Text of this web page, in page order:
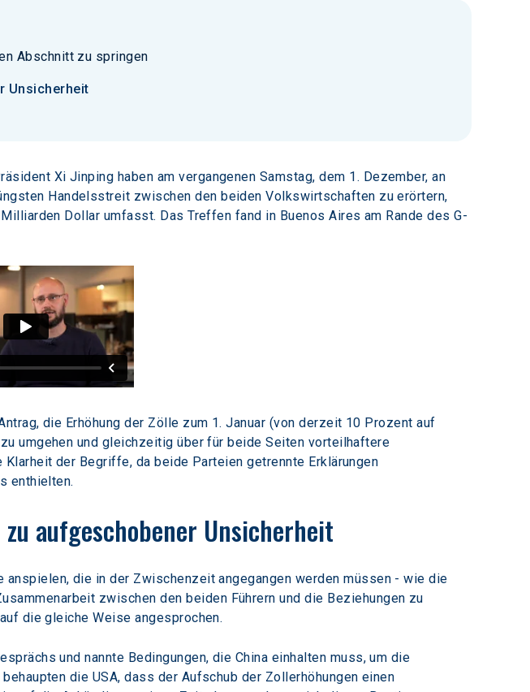
Abschnitt zu springen
Unsicherheit
Xi Jinping haben am vergangenen Samstag, dem 1. Dezember, an
Handelsstreit zwischen den beiden Volkswirtschaften zu erörtern,
Dollar umfasst. Das Treffen fand in Buenos Aires am Rande des G-
die Erhöhung der Zölle zum 1. Januar (von derzeit 10 Prozent auf
umgehen und gleichzeitig über für beide Seiten vorteilhaftere
der Begriffe, da beide Parteien getrennte Erklärungen
enthielten.
aufgeschobener Unsicherheit
die in der Zwischenzeit angegangen werden müssen - wie die
zwischen den beiden Führern und die Beziehungen zu
die gleiche Weise angesprochen.
und nannte Bedingungen, die China einhalten muss, um die
die USA, dass der Aufschub der Zollerhöhungen einen